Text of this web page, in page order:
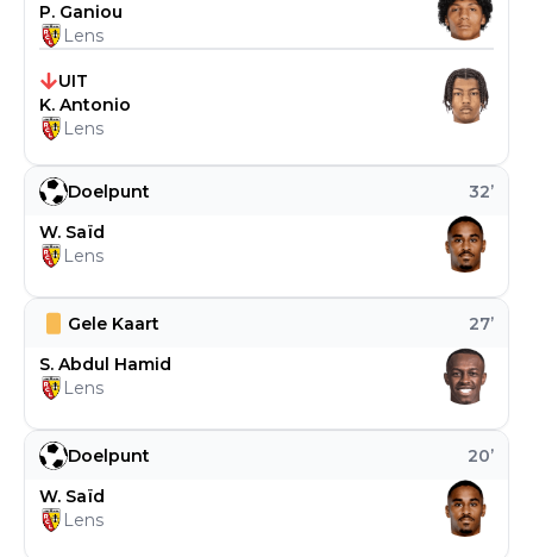
Doelpunt 20’
W. Saïd
Lens
Gele Kaart 27’
S. Abdul Hamid
Lens
Doelpunt 32’
W. Saïd
Lens
P. Ganiou
Lens
UIT
K. Antonio
Lens